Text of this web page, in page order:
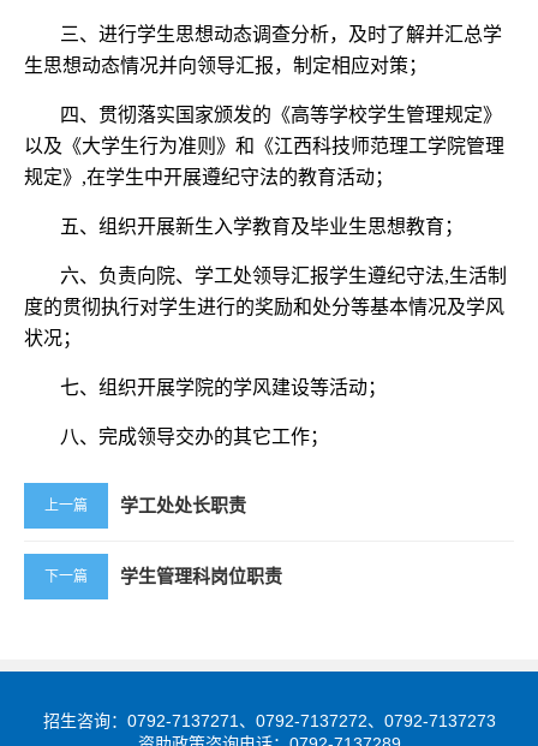
三、进行学生思想动态调查分析，及时了解并汇总学
生思想动态情况并向领导汇报，制定相应对策；
四、贯彻落实国家颁发的《高等学校学生管理规定》
以及《大学生行为准则》和《江西科技师范理工学院管理
规定》,在学生中开展遵纪守法的教育活动；
五、组织开展新生入学教育及毕业生思想教育；
六、负责向院、学工处领导汇报学生遵纪守法,生活制
度的贯彻执行对学生进行的奖励和处分等基本情况及学风
状况；
七、组织开展学院的学风建设等活动；
八、完成领导交办的其它工作；
上一篇 学工处处长职责
下一篇 学生管理科岗位职责
招生咨询：0792-7137271、0792-7137272、0792-7137273